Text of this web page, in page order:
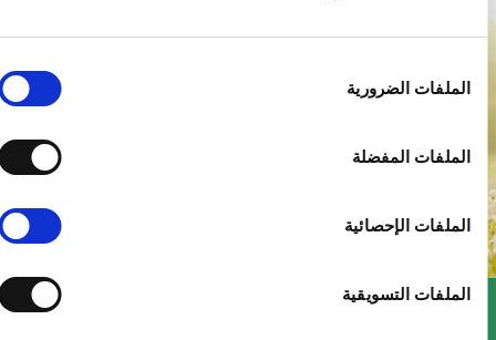
الضرورية
المفضلة
الإحصائية
التسويقية